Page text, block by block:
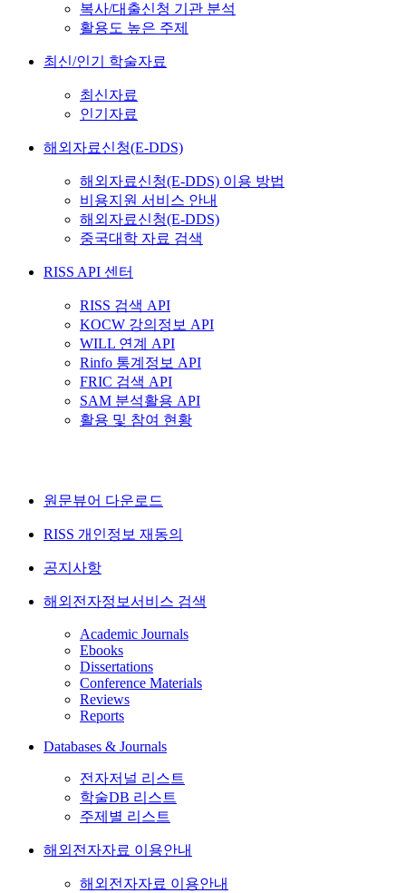
복사/대출신청 기관 분석
활용도 높은 주제
최신/인기 학술자료
최신자료
인기자료
해외자료신청(E-DDS)
해외자료신청(E-DDS) 이용 방법
비용지원 서비스 안내
해외자료신청(E-DDS)
중국대학 자료 검색
RISS API 센터
RISS 검색 API
KOCW 강의정보 API
WILL 연계 API
Rinfo 통계정보 API
FRIC 검색 API
SAM 분석활용 API
활용 및 참여 현황
원문뷰어 다운로드
RISS 개인정보 재동의
공지사항
해외전자정보서비스 검색
Academic Journals
Ebooks
Dissertations
Conference Materials
Reviews
Reports
Databases & Journals
전자저널 리스트
학술DB 리스트
주제별 리스트
해외전자자료 이용안내
해외전자자료 이용안내